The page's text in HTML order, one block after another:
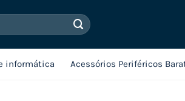
informática Acessórios Periféricos